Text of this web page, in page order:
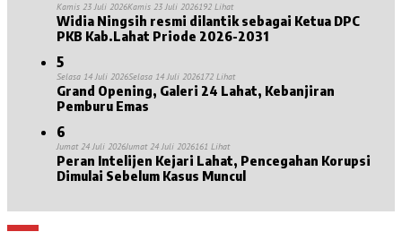
Kamis 23 Juli 2026Kamis 23 Juli 2026192 Lihat
Widia Ningsih resmi dilantik sebagai Ketua DPC
PKB Kab.Lahat Priode 2026-2031
5
Selasa 14 Juli 2026Selasa 14 Juli 2026172 Lihat
Grand Opening, Galeri 24 Lahat, Kebanjiran
Pemburu Emas
6
Jumat 24 Juli 2026Jumat 24 Juli 2026161 Lihat
Peran Intelijen Kejari Lahat, Pencegahan Korupsi
Dimulai Sebelum Kasus Muncul